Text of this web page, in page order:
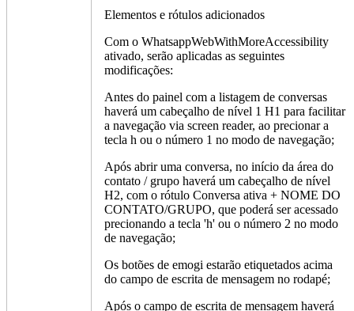
Elementos e rótulos adicionados
Com o WhatsappWebWithMoreAccessibility
ativado, serão aplicadas as seguintes
modificações:
Antes do painel com a listagem de conversas
haverá um cabeçalho de nível 1 H1 para facilitar
a navegação via screen reader, ao precionar a
tecla h ou o número 1 no modo de navegação;
Após abrir uma conversa, no início da área do
contato / grupo haverá um cabeçalho de nível
H2, com o rótulo Conversa ativa + NOME DO
CONTATO/GRUPO, que poderá ser acessado
precionando a tecla 'h' ou o número 2 no modo
de navegação;
Os botões de emogi estarão etiquetados acima
do campo de escrita de mensagem no rodapé;
Após o campo de escrita de mensagem haverá